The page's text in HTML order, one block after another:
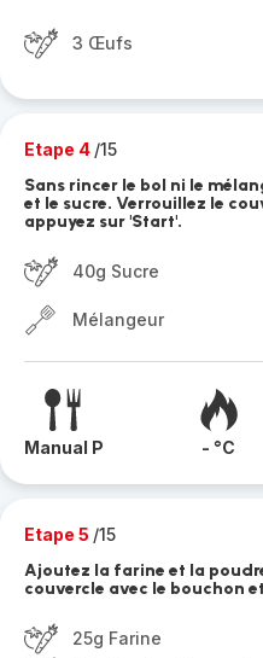
3 Œufs
Etape 4 /15
Sans rincer le bol ni le
et le sucre. Verrouillez le
appuyez sur 'Start'.
40g Sucre
Mélangeur
Manual P - °C
Etape 5 /15
Ajoutez la farine et la
couvercle avec le bouchon
25g Farine